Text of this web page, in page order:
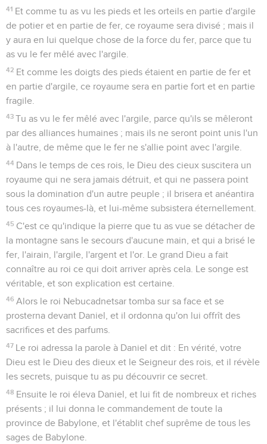
41 Et comme tu as vu les pieds et les orteils en partie d'argile
de potier et en partie de fer, ce royaume sera divisé ; mais il
y aura en lui quelque chose de la force du fer, parce que tu
as vu le fer mêlé avec l'argile.
42 Et comme les doigts des pieds étaient en partie de fer et
en partie d'argile, ce royaume sera en partie fort et en partie
fragile.
43 Tu as vu le fer mêlé avec l'argile, parce qu'ils se mêleront
par des alliances humaines ; mais ils ne seront point unis l'un
à l'autre, de même que le fer ne s'allie point avec l'argile.
44 Dans le temps de ces rois, le Dieu des cieux suscitera un
royaume qui ne sera jamais détruit, et qui ne passera point
sous la domination d'un autre peuple ; il brisera et anéantira
tous ces royaumes-là, et lui-même subsistera éternellement.
45 C'est ce qu'indique la pierre que tu as vue se détacher de
la montagne sans le secours d'aucune main, et qui a brisé le
fer, l'airain, l'argile, l'argent et l'or. Le grand Dieu a fait
connaître au roi ce qui doit arriver après cela. Le songe est
véritable, et son explication est certaine.
46 Alors le roi Nebucadnetsar tomba sur sa face et se
prosterna devant Daniel, et il ordonna qu'on lui offrît des
sacrifices et des parfums.
47 Le roi adressa la parole à Daniel et dit : En vérité, votre
Dieu est le Dieu des dieux et le Seigneur des rois, et il révèle
les secrets, puisque tu as pu découvrir ce secret.
48 Ensuite le roi éleva Daniel, et lui fit de nombreux et riches
présents ; il lui donna le commandement de toute la
province de Babylone, et l'établit chef suprême de tous les
sages de Babylone.